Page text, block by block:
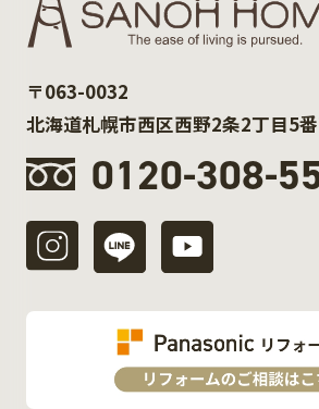
〒063-0032
北海道札幌市西区西野2条2丁目5
0120-308-